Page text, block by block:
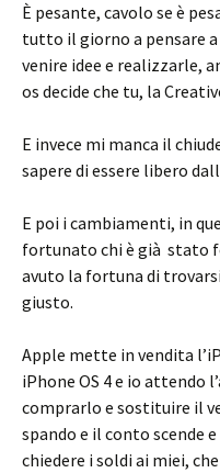
È pesante, cavolo se è
tutto il giorno a pensare
venire idee e realizzarle,
os decide che tu, la
E invece mi manca il
sapere di essere libero
E poi i cambiamenti, in
fortunato chi è già stato
avuto la fortuna di
giusto.
Apple mette in vendita
iPhone OS 4 e io attendo
comprarlo e sostituire il
spando e il conto scende
chiedere i soldi ai miei,